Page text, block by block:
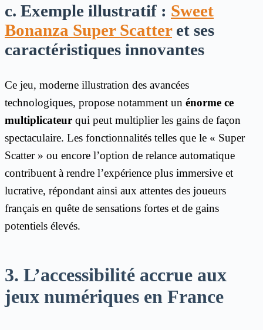
c. Exemple illustratif : Sweet
Bonanza Super Scatteret ses
caractéristiques innovantes
Ce jeu, moderne illustration des avancées
technologiques, propose notamment un énorme ce
multiplicateur qui peut multiplier les gains de façon
spectaculaire. Les fonctionnalités telles que le « Super
Scatter » ou encore l’option de relance automatique
contribuent à rendre l’expérience plus immersive et
lucrative, répondant ainsi aux attentes des joueurs
français en quête de sensations fortes et de gains
potentiels élevés.
3. L’accessibilité accrue aux
jeux numériques en France